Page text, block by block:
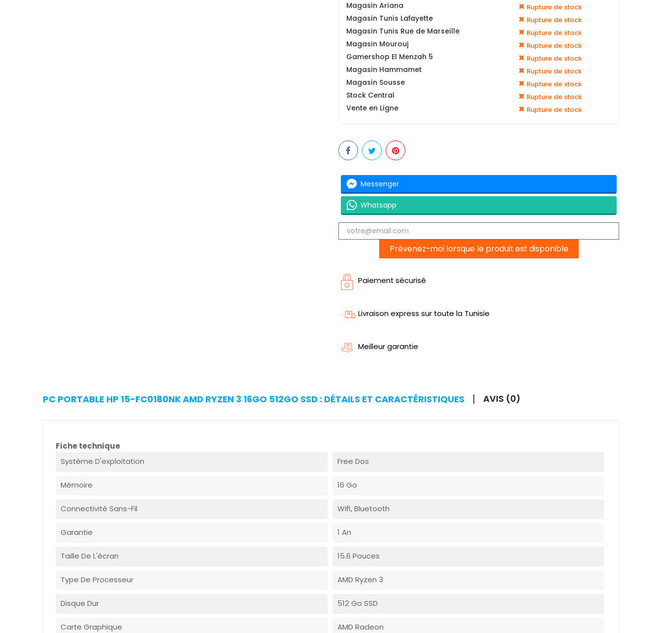
Magasin Ariana Rupture de stock
Magasin Tunis Lafayette Rupture de stock
Magasin Tunis Rue de Marseille Rupture de stock
Magasin Mourouj Rupture de stock
Gamershop El Menzah 5 Rupture de stock
Magasin Hammamet Rupture de stock
Magasin Sousse Rupture de stock
Stock Central Rupture de stock
Vente en Ligne Rupture de stock
Messenger
Whatsapp
Prévenez-moi lorsque le produit est disponible
Paiement sécurisé
Livraison express sur toute la Tunisie
Meilleur garantie
PC PORTABLE HP 15-FC0180NK AMD RYZEN 3 16GO 512GO SSD : DÉTAILS ET CARACTÉRISTIQUES AVIS (0)
Fiche technique
Système D'exploitation
Free Dos
Mémoire 16 Go
Connectivité Sans-Fil Wifi, Bluetooth
Garantie 1 An
Taille De L'écran 15.6 Pouces
Type De Processeur AMD Ryzen 3
Disque Dur 512 Go SSD
Carte Graphique AMD Radeon